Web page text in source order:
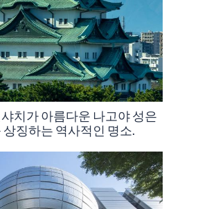
치가 아름다운 나고야 성은
상징하는 역사적인 명소.